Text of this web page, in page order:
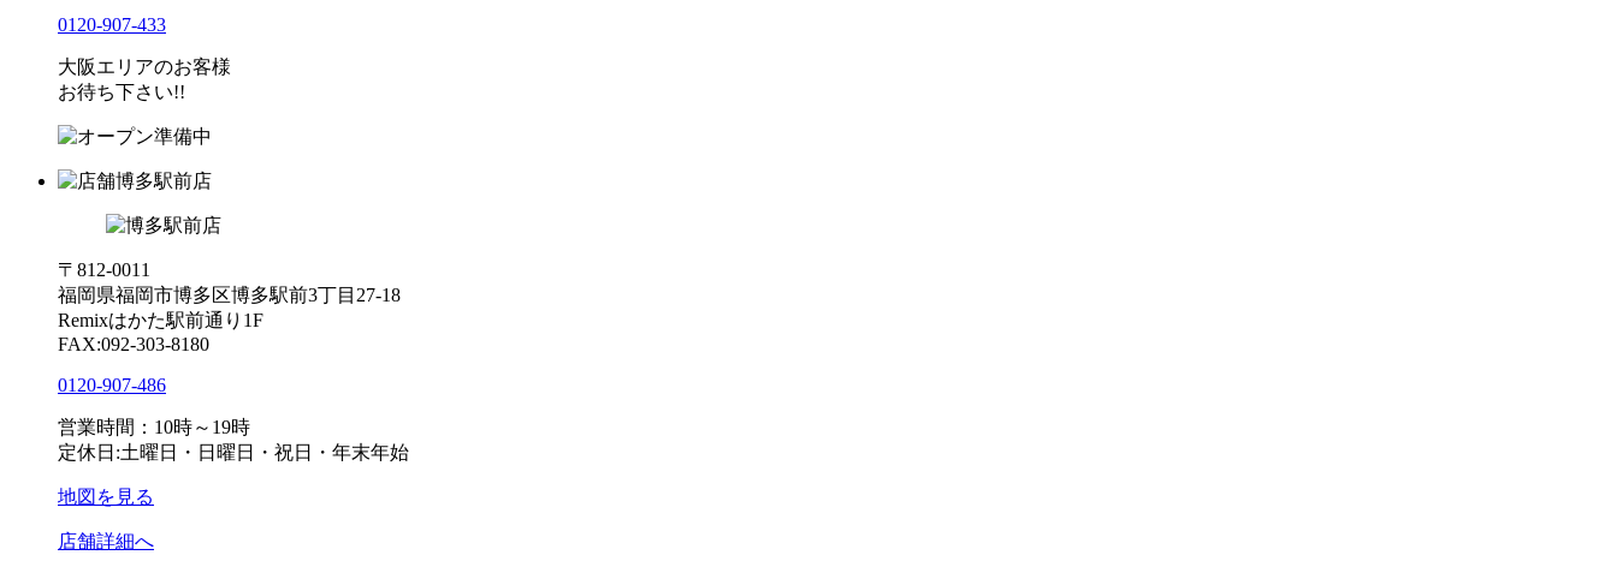
0120-907-433
大阪エリアのお客様
お待ち下さい!!
博多駅前店
〒812-0011
福岡県福岡市博多区博多駅前3丁目27-18
Remixはかた駅前通り1F
FAX:092-303-8180
0120-907-486
営業時間：10時～19時
定休日:土曜日・日曜日・祝日・年末年始
地図を見る
店舗詳細へ